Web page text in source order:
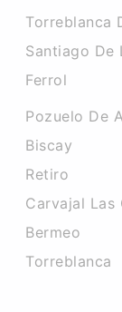
Torreblanca
Santiago De
Ferrol
Pozuelo De
Biscay
Retiro
Carvajal Las
Bermeo
Torreblanca